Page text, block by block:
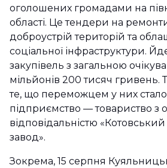
оголошених громадами на
області. Це тендери на
доброустрій територій та
соціальної інфраструктури.
закупівель з загальною
мільйонів 200 тисяч гривень.
те, що переможцем у них
підприємство — товариство
відповідальністю
завод».
Зокрема, 15 серпня